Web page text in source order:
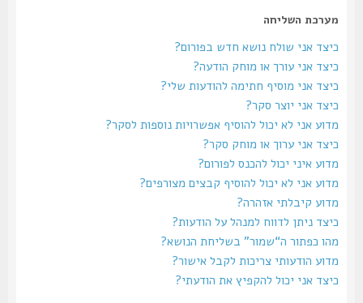
מערכת השליחה
כיצד אני שולח נושא חדש בפורום?
כיצד אני עורך או מוחק הודעה?
כיצד אני מוסיף חתימה להודעות שלי?
כיצד אני יוצר סקר?
מדוע אני לא יכול להוסיף אפשרויות נוספות לסקר?
כיצד אני ערוך או מוחק סקר?
מדוע איני יכול להכנס לפורום?
מדוע אני לא יכול להוסיף קבצים מצורפים?
מדוע קיבלתי אזהרה?
כיצד ניתן לדווח למנהל על הודעות?
מהו כפתור ה“שמור” בשליחת הנושא?
מדוע הודעותי צריכות לקבל אישור?
כיצד אני יכול להקפיץ את הודעתי?